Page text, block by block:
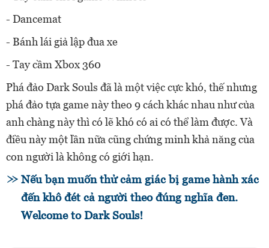
- Dancemat
- Bánh lái giả lập đua xe
- Tay cầm Xbox 360
Phá đảo Dark Souls đã là một việc cực khó, thế nhưng
phá đảo tựa game này theo 9 cách khác nhau như của
anh chàng này thì có lẽ khó có ai có thể làm được. Và
điều này một lần nữa cũng chứng minh khả năng của
con người là không có giới hạn.
Nếu bạn muốn thử cảm giác bị game hành xác
đến khô đét cả người theo đúng nghĩa đen.
Welcome to Dark Souls!